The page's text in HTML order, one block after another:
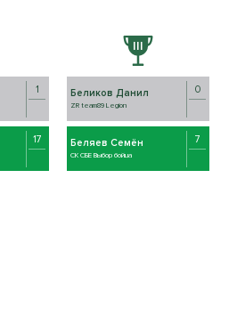
1
17
Беликов Данил
ZR team89 Legion
0
Беляев Семён
СК СБЕ Выбор бойца
7